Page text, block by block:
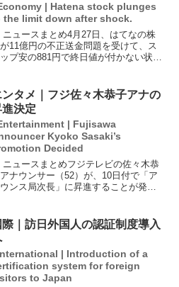
| Hatena stock plunges
the limit down after shock.
ニュースまとめ4月27日、はてなの株
11億円の不正送金問題を受けて、ス
ップ安の881円で終日値が付かない状況
ている。前週末の発表で明らかにな
この資金流...
ンタメ｜フジ佐々木恭子アナの
決定
| Fujisawa
Kyoko Sasaki’s
Decided
ニュースまとめフジテレビの佐々木恭
ナウンサー（52）が、10日付で「ア
ンス局次長」に昇進することが発表
レート本部アナウンス局次長」へと
します。後任の...
際｜訪日外国人の認証制度導入
| Introduction of a
system for foreign
to Japan